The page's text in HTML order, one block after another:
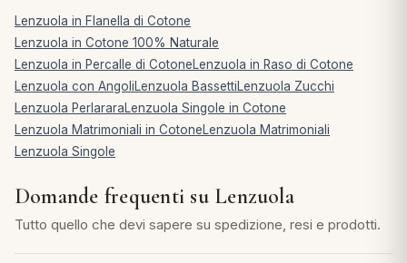
Lenzuola in Flanella di Cotone
Lenzuola in Cotone 100% Naturale
Lenzuola in Percalle di CotoneLenzuola in Raso di Cotone
Lenzuola con AngoliLenzuola BassettiLenzuola Zucchi
Lenzuola PerlararaLenzuola Singole in Cotone
Lenzuola Matrimoniali in CotoneLenzuola Matrimoniali
Lenzuola Singole
Domande frequenti su Lenzuola
Tutto quello che devi sapere su spedizione, resi e prodotti.